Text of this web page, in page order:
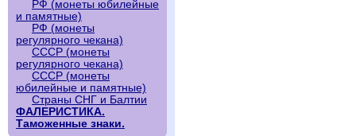
РФ (монеты юбилейные
и памятные)
РФ (монеты
регулярного чекана)
СССР (монеты
регулярного чекана)
СССР (монеты
юбилейные и памятные)
Страны СНГ и Балтии
ФАЛЕРИСТИКА.
Таможенные знаки.